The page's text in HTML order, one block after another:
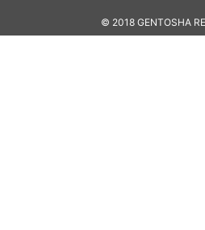
© 2018 GENTOSHA